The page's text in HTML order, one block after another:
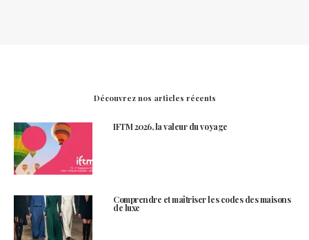
Découvrez nos articles récents
IFTM 2026, la valeur du voyage
Comprendre et maîtriser les codes des maisons
de luxe